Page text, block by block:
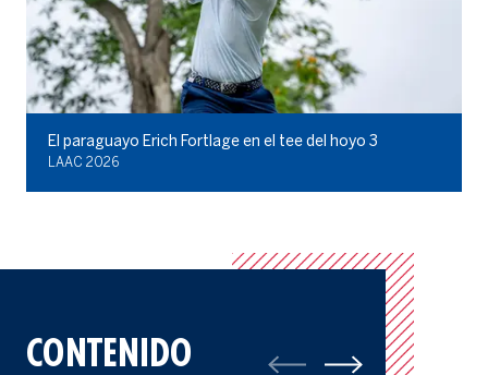
El paraguayo Erich Fortlage en el tee del hoyo 3
LAAC 2026
CONTENIDO